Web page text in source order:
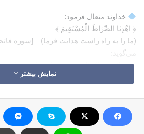
خداوند متعال فرمود:
﴿ اهْدِنَا الصِّرَاطَ الْمُسْتَقِیمَ ﴾
می‌گوید:
«در واژه‌ی ﴿اهْدِنَا﴾ ده مرتبه از مراتب
این ده مرتبه در انسان جمع شوند، حقیقتِ
مراتب ده‌گانه‌ی هدایت در «اهدنا الصراط
نمایش بیشتر